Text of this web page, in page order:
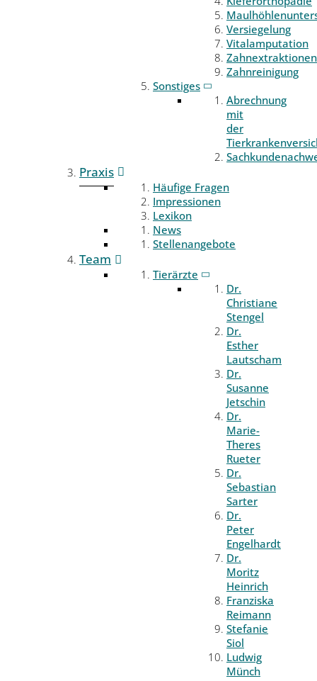
Versiegelung
Vitalamputation
Zahnextraktionen
Zahnreinigung
Sonstiges
Abrechnung
mit
der
Praxis
Häufige Fragen
Impressionen
Lexikon
News
Stellenangebote
Team
Tierärzte
Dr.
Christiane
Stengel
Dr.
Esther
Lautscham
Dr.
Susanne
Jetschin
Dr.
Marie-
Theres
Rueter
Dr.
Sebastian
Sarter
Dr.
Peter
Engelhardt
Dr.
Moritz
Heinrich
Franziska
Reimann
Stefanie
Siol
Ludwig
Münch